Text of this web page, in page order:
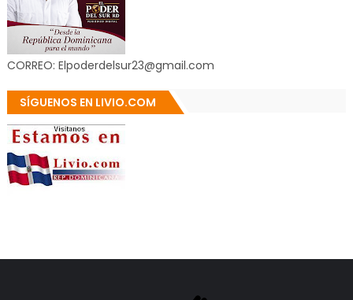
CORREO: Elpoderdelsur23@gmail.com
SÍGUENOS EN LIVIO.COM